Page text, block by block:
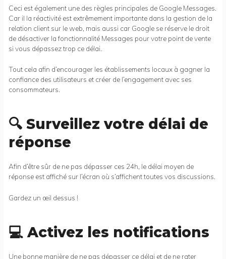
Ceci est également une des règles principales de Google Messages.
Car il la réactivité est extrêmement importante dans la gestion de la
relation client sur le web, mais aussi car Google se réserve le droit
de désactiver la fonctionnalité Messages pour votre point de vente
si vous dépassez trop ce délai.
Tout cela afin d’encourager les établissements locaux à gagner la
confiance des utilisateurs et créer de l’engagement avec ses
consommateurs.
🔍 Surveillez votre délai de
réponse
Afin d’être sûr de ne pas dépasser ces 24h, le délai moyen de
réponse est affiché sur l’écran où s’affichent toutes vos discussions.
Gardez un œil dessus !
💻 Activez les notifications
Une bonne manière de ne pas dépasser ce délai et de ne rater